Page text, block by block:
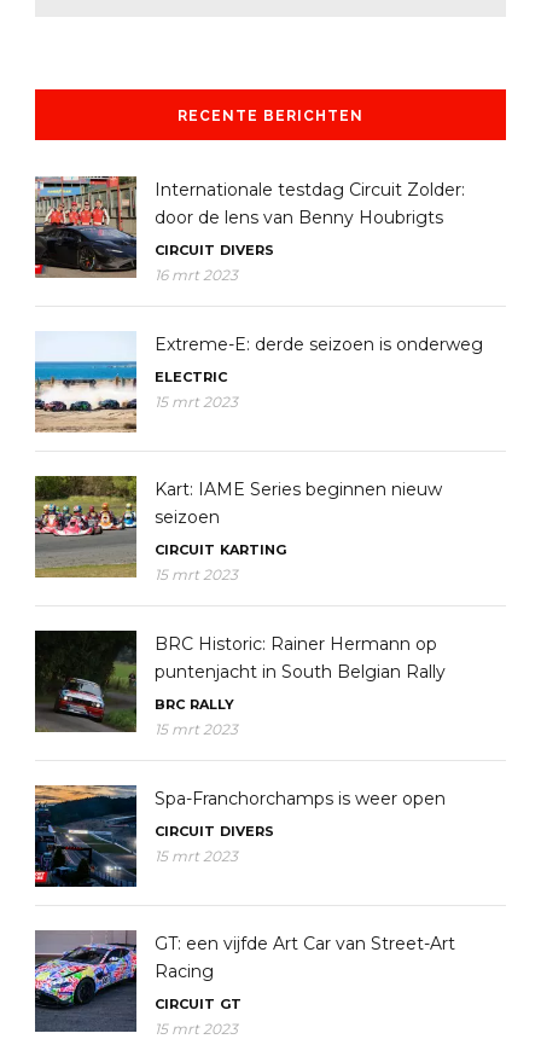
RECENTE BERICHTEN
Internationale testdag Circuit Zolder:
door de lens van Benny Houbrigts
CIRCUIT DIVERS
16 mrt 2023
Extreme-E: derde seizoen is onderweg
ELECTRIC
15 mrt 2023
Kart: IAME Series beginnen nieuw
seizoen
CIRCUIT KARTING
15 mrt 2023
BRC Historic: Rainer Hermann op
puntenjacht in South Belgian Rally
BRC RALLY
15 mrt 2023
Spa-Franchorchamps is weer open
CIRCUIT DIVERS
15 mrt 2023
GT: een vijfde Art Car van Street-Art
Racing
CIRCUIT GT
15 mrt 2023